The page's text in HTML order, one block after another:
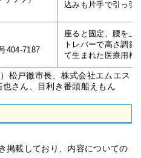
込みも片手で引っ張
404-7187
座ると固定、腰を上
トレバーで高さ調
て生まれた医療用椅
松戸徹市長、株式会社エムエス
さん、目利き番頭船えもん
掲載しており、内容についての